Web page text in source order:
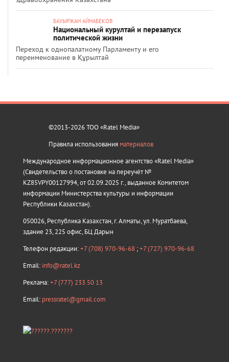
БАУЫРЖАН АЙНАБЕКОВ
Национальный курултай и перезапуск
политической жизни
Переход к однопалатному Парламенту и его
переименование в Құрылтай
©2013-2026 ТОО «Ratel Media»
Правила использования материалов
Международное информационное агентство «Ratel Media»
(Свидетельство о постановке на переучёт №
KZ85VPY00127994, от 02.09.2025 г., выданное Комитетом
информации Министерства культуры и информации
Республики Казахстан).
050026, Республика Казахстан, г. Алматы, ул. Муратбаева,
здание 23, 225 офис, БЦ Дарын
Телефон редакции:+7 (708) 970-96-68 ;+7 (727) 970-96-68
Email: info@ratel.kz
Реклама:+7 (777) 233 50 13
Email: pressratel@gmail.com